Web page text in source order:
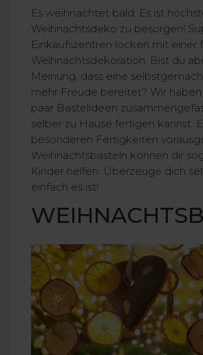
Es weihnachtet bald. Es ist
Weihnachtsdeko zu besorgen!
Einkaufszentren locken mit einer
Weihnachtsdekoration. Bist du
Meinung, dass eine
mehr Freude bereitet? Wir
paar Bastelideen
selber zu Hause fertigen kannst.
besonderen Fertigkeiten
Weihnachtsbasteln können dir
Kinder helfen. Überzeuge dich
einfach es ist!